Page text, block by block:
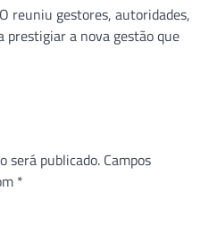
reuniu gestores, autoridades,
prestigiar a nova gestão que
será publicado. Campos
*